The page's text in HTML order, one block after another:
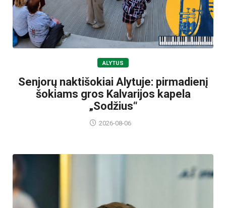
ALYTUS
Senjorų naktišokiai Alytuje: pirmadienį
šokiams gros Kalvarijos kapela
„Sodžius“
2026-08-06